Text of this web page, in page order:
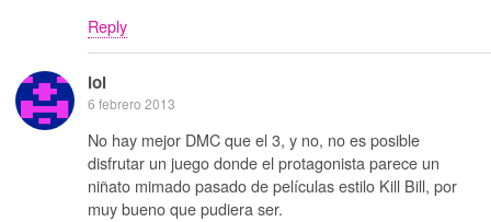
Reply
lol
6 febrero 2013
No hay mejor DMC que el 3, y no, no es posible
disfrutar un juego donde el protagonista parece un
niñato mimado pasado de películas estilo Kill Bill, por
muy bueno que pudiera ser.